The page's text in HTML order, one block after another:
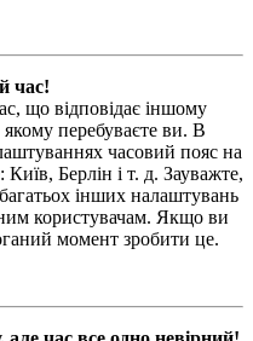
час!
що відповідає іншому
перебуваєте ви. В
часовий пояс на
Берлін і т. д. Зауважте,
інших налаштувань
користувачам. Якщо ви
момент зробити це.